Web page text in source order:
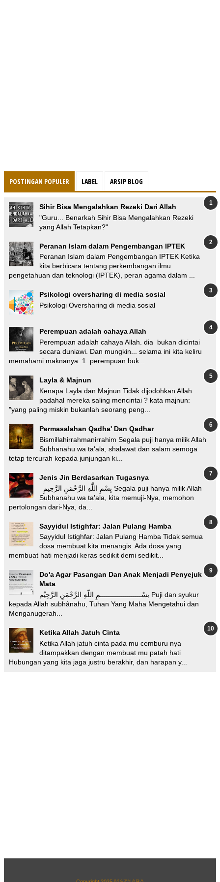
POSTINGAN POPULER LABEL ARSIP BLOG
Sihir Bisa Mengalahkan Rezeki Dari Allah
"Guru... Benarkah Sihir Bisa Mengalahkan Rezeki
yang Allah Tetapkan?"
Peranan Islam dalam Pengembangan IPTEK
Peranan Islam dalam Pengembangan IPTEK Ketika
kita berbicara tentang perkembangan ilmu
pengetahuan dan teknologi (IPTEK), peran agama dalam ...
Psikologi oversharing di media sosial
Psikologi Oversharing di media sosial
Perempuan adalah cahaya Allah
Perempuan adalah cahaya Allah. dia bukan dicintai
secara duniawi. Dan mungkin... selama ini kita keliru
memahami maknanya. 1. perempuan buk...
Layla & Majnun
Kenapa Layla dan Majnun Tidak dijodohkan Allah
padahal mereka saling mencintai ? kata majnun:
"yang paling miskin bukanlah seorang peng...
Permasalahan Qadha' Dan Qadhar
Bismillahirrahmanirrahim Segala puji hanya milik Allah
Subhanahu wa ta'ala, shalawat dan salam semoga
tetap tercurah kepada junjungan ki...
Jenis Jin Berdasarkan Tugasnya
Subhanahu wa ta’ala, kita memuji-Nya, memohon
pertolongan dari-Nya, da...
Sayyidul Istighfar: Jalan Pulang Hamba
Sayyidul Istighfar: Jalan Pulang Hamba Tidak semua
dosa membuat kita menangis. Ada dosa yang
membuat hati menjadi keras sedikit demi sedikit...
Do'a Agar Pasangan Dan Anak Menjadi Penyejuk
Mata
بسْـــــــــــــــــــــمِ اللّهِ الرَّحْمَنِ الرَّحِيْم Puji dan syukur
kepada Allah subhânahu, Tuhan Yang Maha Mengetahui dan
Menganugerah...
Ketika Allah Jatuh Cinta
Ketika Allah jatuh cinta pada mu cemburu nya
ditampakkan dengan membuat mu patah hati
Hubungan yang kita jaga justru berakhir, dan harapan y...